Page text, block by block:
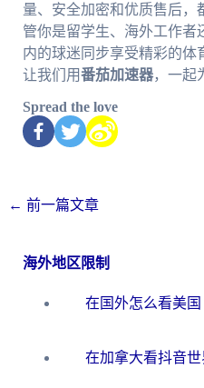
量、安全加密和优质售后，
管你是留学生、海外工作者
内的球迷同步享受精彩的体
让我们用番茄加速器，一起
Spread the love
← 前一篇文章
海外地区限制